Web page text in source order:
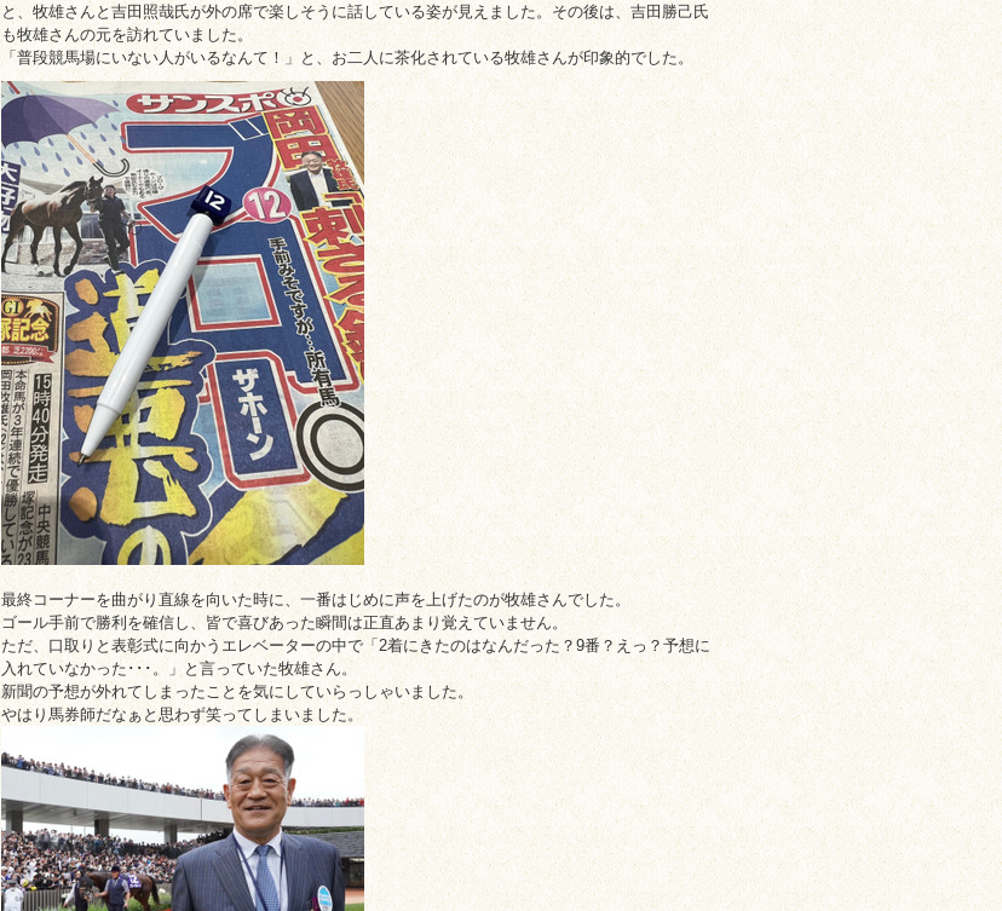
と、牧雄さんと吉田照哉氏が外の席で楽しそうに話している姿が見えました。その後は、吉田勝己氏
も牧雄さんの元を訪れていました。
「普段競馬場にいない人がいるなんて！」と、お二人に茶化されている牧雄さんが印象的でした。
最終コーナーを曲がり直線を向いた時に、一番はじめに声を上げたのが牧雄さんでした。
ゴール手前で勝利を確信し、皆で喜びあった瞬間は正直あまり覚えていません。
ただ、口取りと表彰式に向かうエレベーターの中で「2着にきたのはなんだった？9番？えっ？予想に
入れていなかった･･･。」と言っていた牧雄さん。
新聞の予想が外れてしまったことを気にしていらっしゃいました。
やはり馬券師だなぁと思わず笑ってしまいました。